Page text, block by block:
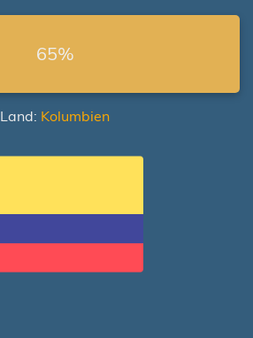
65%
Land: Kolumbien